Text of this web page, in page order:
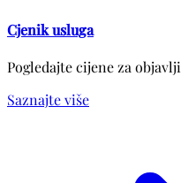
Cjenik usluga
Pogledajte cijene za
Saznajte više